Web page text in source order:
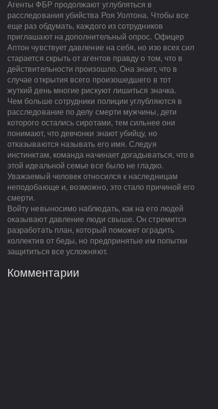
Агенты ФБР продолжают углубляться в
расследования убийства Роя Уолтона. Чтобы все
еще раз обдумать, каждого из сотрудников
приглашают на дополнительный опрос. Офицер
Аптон чувствует давление на себя, но изо всех сил
старается скрыть от агентов правду о том, что в
действительности произошло. Она знает, что в
случае открытия всего произошедшего в тот
жуткий день многие рискуют лишиться значка.
Чем больше сотрудники полиции углубляются в
расследование по делу смерти мужчины, дети
которого остались сиротами, тем сильнее они
понимают, что девчонки знают убийцу, но
отказываются называть его имя. Следуя
инстинктам, команда начинает догадываться, что в
этой идеальной семье все было не гладко.
Уважаемый человек относился к наследницам
неподобающе и, возможно, это стало причиной его
смерти.
Войту невыносимо наблюдать, как на его людей
оказывают давление люди свыше. Он стремится
разработать план, который поможет оградить
коллектив от беды, но предпринятые им попытки
защититься все усложняют.
Комментарии